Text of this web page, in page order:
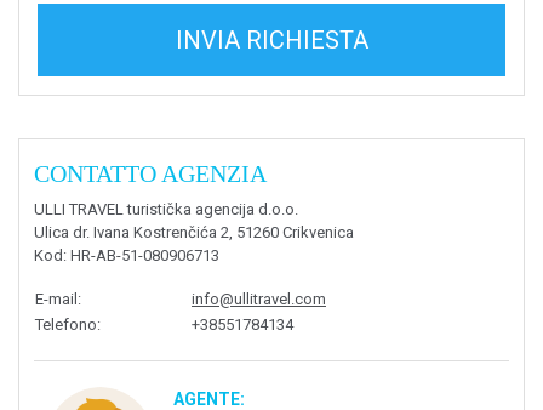
INVIA RICHIESTA
CONTATTO AGENZIA
ULLI TRAVEL turistička agencija d.o.o.
Ulica dr. Ivana Kostrenčića 2, 51260 Crikvenica
Kod: HR-AB-51-080906713
E-mail:
info@ullitravel.com
Telefono: +38551784134
AGENTE: